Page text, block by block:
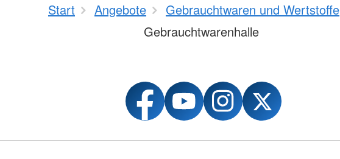
Start Angebote
Gebrauchtwaren und Wertstoffe
Gebrauchtwarenhalle